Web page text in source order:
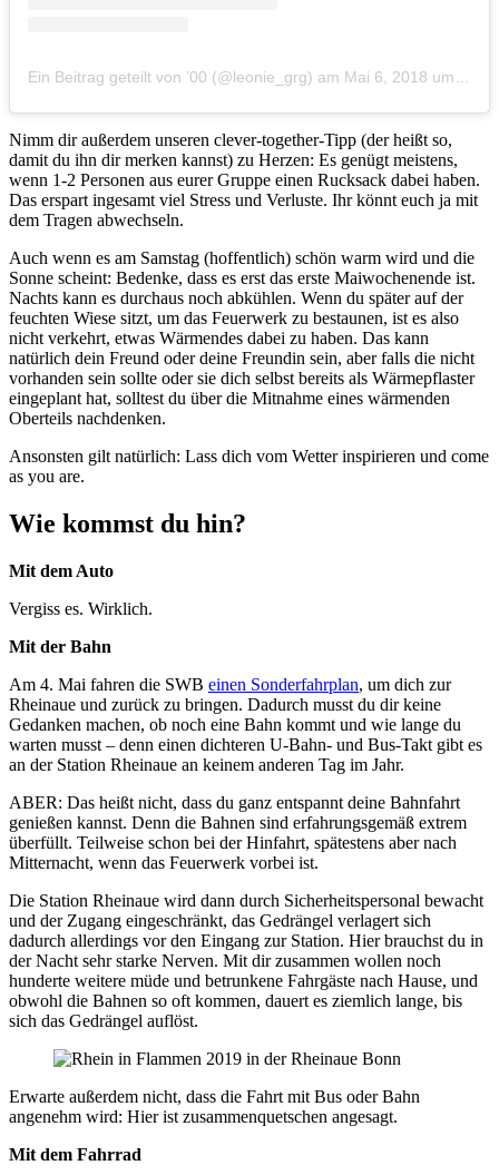
Ein Beitrag geteilt von ’00 (@leonie_grg) am Mai 6, 2018 um 1:20 PDT
Nimm dir außerdem unseren clever-together-Tipp (der heißt so,
damit du ihn dir merken kannst) zu Herzen: Es genügt meistens,
wenn 1-2 Personen aus eurer Gruppe einen Rucksack dabei haben.
Das erspart ingesamt viel Stress und Verluste. Ihr könnt euch ja mit
dem Tragen abwechseln.
Auch wenn es am Samstag (hoffentlich) schön warm wird und die
Sonne scheint: Bedenke, dass es erst das erste Maiwochenende ist.
Nachts kann es durchaus noch abkühlen. Wenn du später auf der
feuchten Wiese sitzt, um das Feuerwerk zu bestaunen, ist es also
nicht verkehrt, etwas Wärmendes dabei zu haben. Das kann
natürlich dein Freund oder deine Freundin sein, aber falls die nicht
vorhanden sein sollte oder sie dich selbst bereits als Wärmepflaster
eingeplant hat, solltest du über die Mitnahme eines wärmenden
Oberteils nachdenken.
Ansonsten gilt natürlich: Lass dich vom Wetter inspirieren und come
as you are.
Wie kommst du hin?
Mit dem Auto
Vergiss es. Wirklich.
Mit der Bahn
Am 4. Mai fahren die SWB einen Sonderfahrplan, um dich zur
Rheinaue und zurück zu bringen. Dadurch musst du dir keine
Gedanken machen, ob noch eine Bahn kommt und wie lange du
warten musst – denn einen dichteren U-Bahn- und Bus-Takt gibt es
an der Station Rheinaue an keinem anderen Tag im Jahr.
ABER: Das heißt nicht, dass du ganz entspannt deine Bahnfahrt
genießen kannst. Denn die Bahnen sind erfahrungsgemäß extrem
überfüllt. Teilweise schon bei der Hinfahrt, spätestens aber nach
Mitternacht, wenn das Feuerwerk vorbei ist.
Die Station Rheinaue wird dann durch Sicherheitspersonal bewacht
und der Zugang eingeschränkt, das Gedrängel verlagert sich
dadurch allerdings vor den Eingang zur Station. Hier brauchst du in
der Nacht sehr starke Nerven. Mit dir zusammen wollen noch
hunderte weitere müde und betrunkene Fahrgäste nach Hause, und
obwohl die Bahnen so oft kommen, dauert es ziemlich lange, bis
sich das Gedrängel auflöst.
Erwarte außerdem nicht, dass die Fahrt mit Bus oder Bahn
angenehm wird: Hier ist zusammenquetschen angesagt.
Mit dem Fahrrad